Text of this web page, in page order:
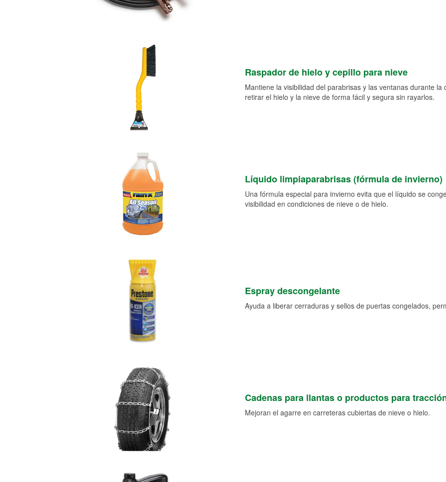
Raspador de hielo y cepillo para nieve
Mantiene la visibilidad del parabrisas y las ventanas durante
retirar el hielo y la nieve de forma fácil y segura sin rayarlos.
Líquido limpiaparabrisas (fórmula de invierno)
Una fórmula especial para invierno evita que el líquido se
visibilidad en condiciones de nieve o de hielo.
Espray descongelante
Ayuda a liberar cerraduras y sellos de puertas congelados,
Cadenas para llantas o productos para
Mejoran el agarre en carreteras cubiertas de nieve o hielo.